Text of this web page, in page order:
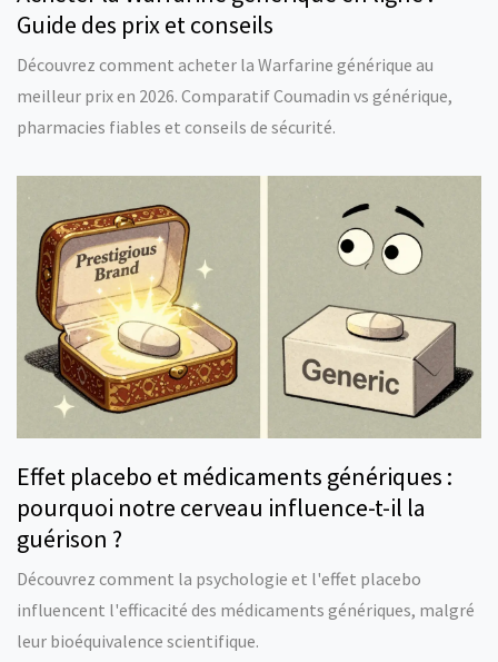
Guide des prix et conseils
Découvrez comment acheter la Warfarine générique au
meilleur prix en 2026. Comparatif Coumadin vs générique,
pharmacies fiables et conseils de sécurité.
Effet placebo et médicaments génériques :
pourquoi notre cerveau influence-t-il la
guérison ?
Découvrez comment la psychologie et l'effet placebo
influencent l'efficacité des médicaments génériques, malgré
leur bioéquivalence scientifique.